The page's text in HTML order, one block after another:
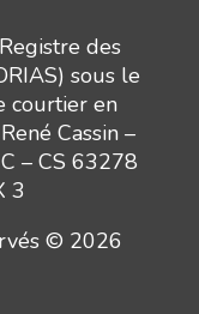
des
sous le
courtier en
Cassin –
– CS 63278
3
© 2026